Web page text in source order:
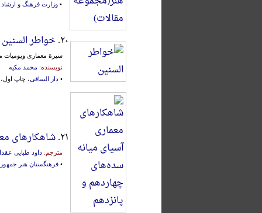
• وزارت فرهنگ و
۲۰. خواطر السنین
سیرة معماری ویومیات
نویسنده: محمد مکیه
• دار الساقی، چاپ اول،
۲۱. شاهکارهای
مترجم: داود طبایی
• فرهنگستان هنر